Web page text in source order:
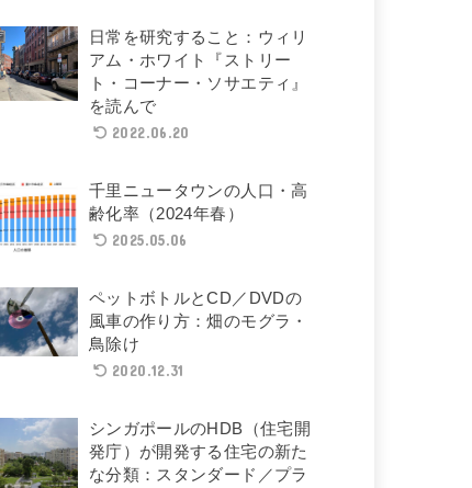
日常を研究すること：ウィリ
アム・ホワイト『ストリー
ト・コーナー・ソサエティ』
を読んで
2022.06.20
千里ニュータウンの人口・高
齢化率（2024年春）
2025.05.06
ペットボトルとCD／DVDの
風車の作り方：畑のモグラ・
鳥除け
2020.12.31
シンガポールのHDB（住宅開
発庁）が開発する住宅の新た
な分類：スタンダード／プラ